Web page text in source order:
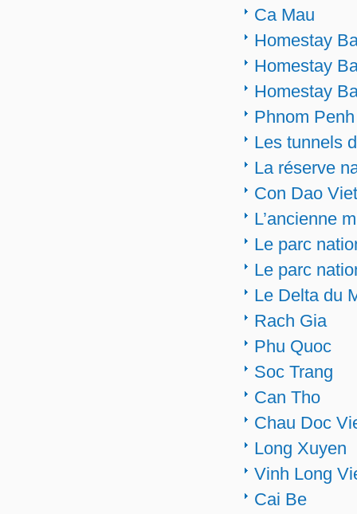
Ca Mau
Homestay
Homestay
Homestay
Phnom Penh
Les tunnels
La réserve
Con Dao
L’ancienne
Le parc
Le parc
Le Delta du
Rach Gia
Phu Quoc
Soc Trang
Can Tho
Chau Doc
Long Xuyen
Vinh Long
Cai Be